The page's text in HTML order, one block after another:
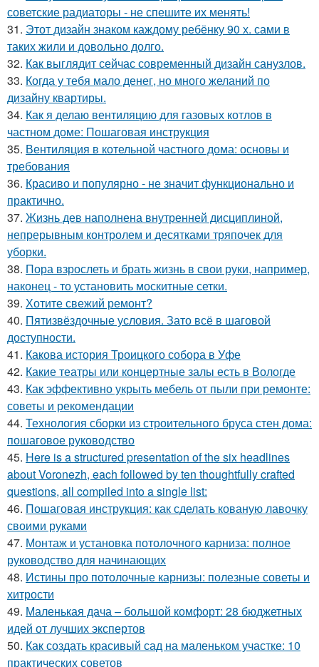
советские радиаторы - не спешите их менять!
31. Этот дизайн знаком каждому ребёнку 90 х. сами в
таких жили и довольно долго.
32. Как выглядит сейчас современный дизайн санузлов.
33. Когда у тебя мало денег, но много желаний по
дизайну квартиры.
34. Как я делаю вентиляцию для газовых котлов в
частном доме: Пошаговая инструкция
35. Вентиляция в котельной частного дома: основы и
требования
36. Красиво и популярно - не значит функционально и
практично.
37. Жизнь дев наполнена внутренней дисциплиной,
непрерывным контролем и десятками тряпочек для
уборки.
38. Пора взрослеть и брать жизнь в свои руки, например,
наконец - то установить москитные сетки.
39. Хотите свежий ремонт?
40. Пятизвёздочные условия. Зато всё в шаговой
доступности.
41. Какова история Троицкого собора в Уфе
42. Какие театры или концертные залы есть в Вологде
43. Как эффективно укрыть мебель от пыли при ремонте:
советы и рекомендации
44. Технология сборки из строительного бруса стен дома:
пошаговое руководство
45. Here is a structured presentation of the six headlines
about Voronezh, each followed by ten thoughtfully crafted
questions, all compiled into a single list:
46. Пошаговая инструкция: как сделать кованую лавочку
своими руками
47. Монтаж и установка потолочного карниза: полное
руководство для начинающих
48. Истины про потолочные карнизы: полезные советы и
хитрости
49. Маленькая дача – большой комфорт: 28 бюджетных
идей от лучших экспертов
50. Как создать красивый сад на маленьком участке: 10
практических советов